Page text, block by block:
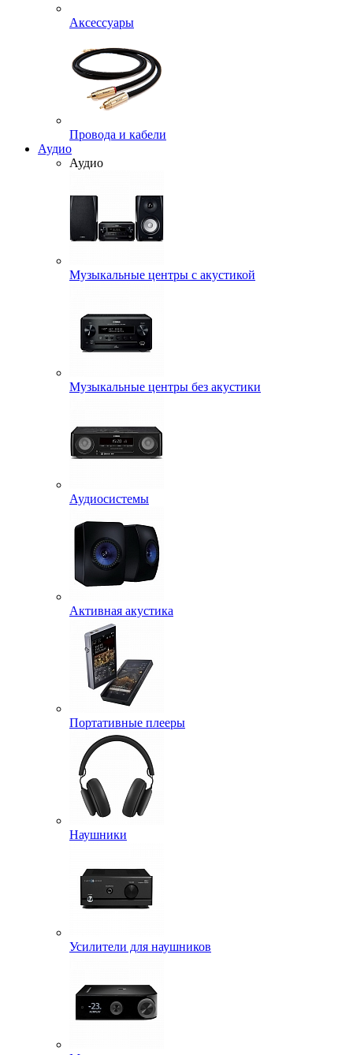
Аксессуары
Провода и кабели
Аудио
Аудио
Музыкальные центры с акустикой
Музыкальные центры без акустики
Аудиосистемы
Активная акустика
Портативные плееры
Наушники
Усилители для наушников